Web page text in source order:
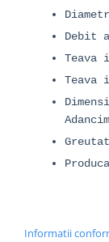
Debit
Teava
Teava
Informatii